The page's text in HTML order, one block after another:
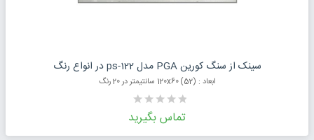
درخواست قیمت محصول سینک از سنگ کورین PGA مدل ps-122 در انواع رنگ
ابعاد : (52) 120x60 سانتیمتر در 20 رنگ
تماس بگیرید